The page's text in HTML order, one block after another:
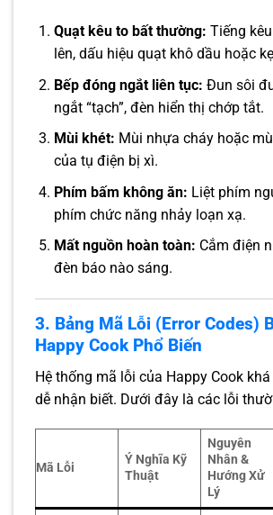
Quạt kêu to bất thường: Tiếng
lên, dấu hiệu quạt khô dầu hoặc
Bếp đóng ngắt liên tục: Đun sôi
ngắt “tạch”, đèn hiển thị chớp tắt.
Mùi khét: Mùi nhựa cháy hoặc
của tụ điện bị xì.
Phím bấm không ăn: Liệt phím
phím chức năng nhảy loạn xạ.
Mất nguồn hoàn toàn: Cắm điện
đèn báo nào sáng.
3. Bảng Mã Lỗi (Error Codes)
Happy Cook Phổ Biến
Hệ thống mã lỗi của Happy Cook
dễ nhận biết. Dưới đây là các lỗi
Mã Lỗi
Ý Nghĩa Kỹ
Thuật
Nguyên
Nhân &
Hướng Xử
Lý